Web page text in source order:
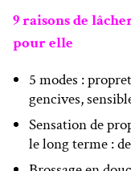
9 raisons de
pour elle
5 modes :
gencives,
Sensation de
le long terme :